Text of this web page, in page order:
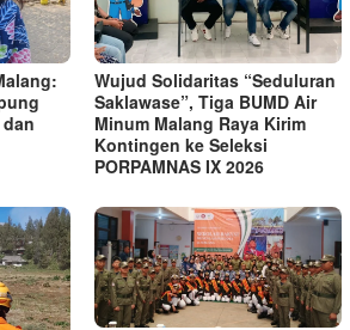
Wujud Solidaritas “Seduluran
Saklawase”, Tiga BUMD Air
Minum Malang Raya Kirim
Kontingen ke Seleksi
PORPAMNAS IX 2026